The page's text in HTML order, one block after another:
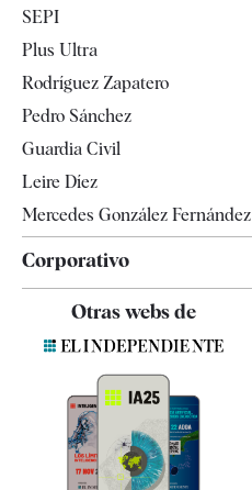
Televisión
SEPI
Plus Ultra
Rodríguez Zapatero
Pedro Sánchez
Guardia Civil
Leire Díez
Mercedes González Fernández
Corporativo
Contacto
Quiénes somos
Especificaciones
Otras webs de